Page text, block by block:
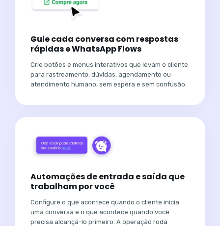
Guie cada conversa com respostas
rápidas e WhatsApp Flows
Crie botões e menus interativos que levam o cliente
para rastreamento, dúvidas, agendamento ou
atendimento humano, sem espera e sem confusão.
Automações de entrada e saída que
trabalham por você
Configure o que acontece quando o cliente inicia
uma conversa e o que acontece quando você
precisa alcançá-lo primeiro. A operação roda